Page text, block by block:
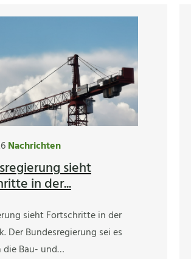
Nachrichten
sieht
in der...
sieht Fortschritte in der
Der Bundesregierung sei es
die Bau- und…